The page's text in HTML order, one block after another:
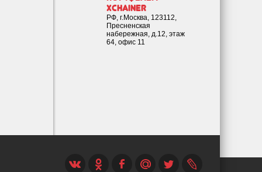
XChainer
РФ, г.Москва, 123112,
Пресненская
набережная, д.12, этаж
64, офис 11